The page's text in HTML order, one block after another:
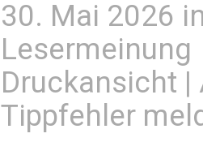
30. Mai 2026
Lesermeinung
Druckansicht |
Tippfehler